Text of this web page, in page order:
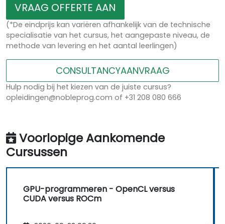
VRAAG OFFERTE AAN
(*De eindprijs kan variëren afhankelijk van de technische
specialisatie van het cursus, het aangepaste niveau, de
methode van levering en het aantal leerlingen)
CONSULTANCYAANVRAAG
Hulp nodig bij het kiezen van de juiste cursus?
opleidingen@nobleprog.com of +31 208 080 666
Voorlopige Aankomende
Cursussen
GPU-programmeren - OpenCL versus
CUDA versus ROCm